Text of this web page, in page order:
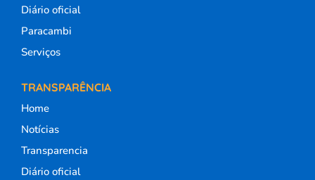
Diário oficial
Paracambi
Serviços
TRANSPARÊNCIA
Home
Notícias
Transparencia
Diário oficial